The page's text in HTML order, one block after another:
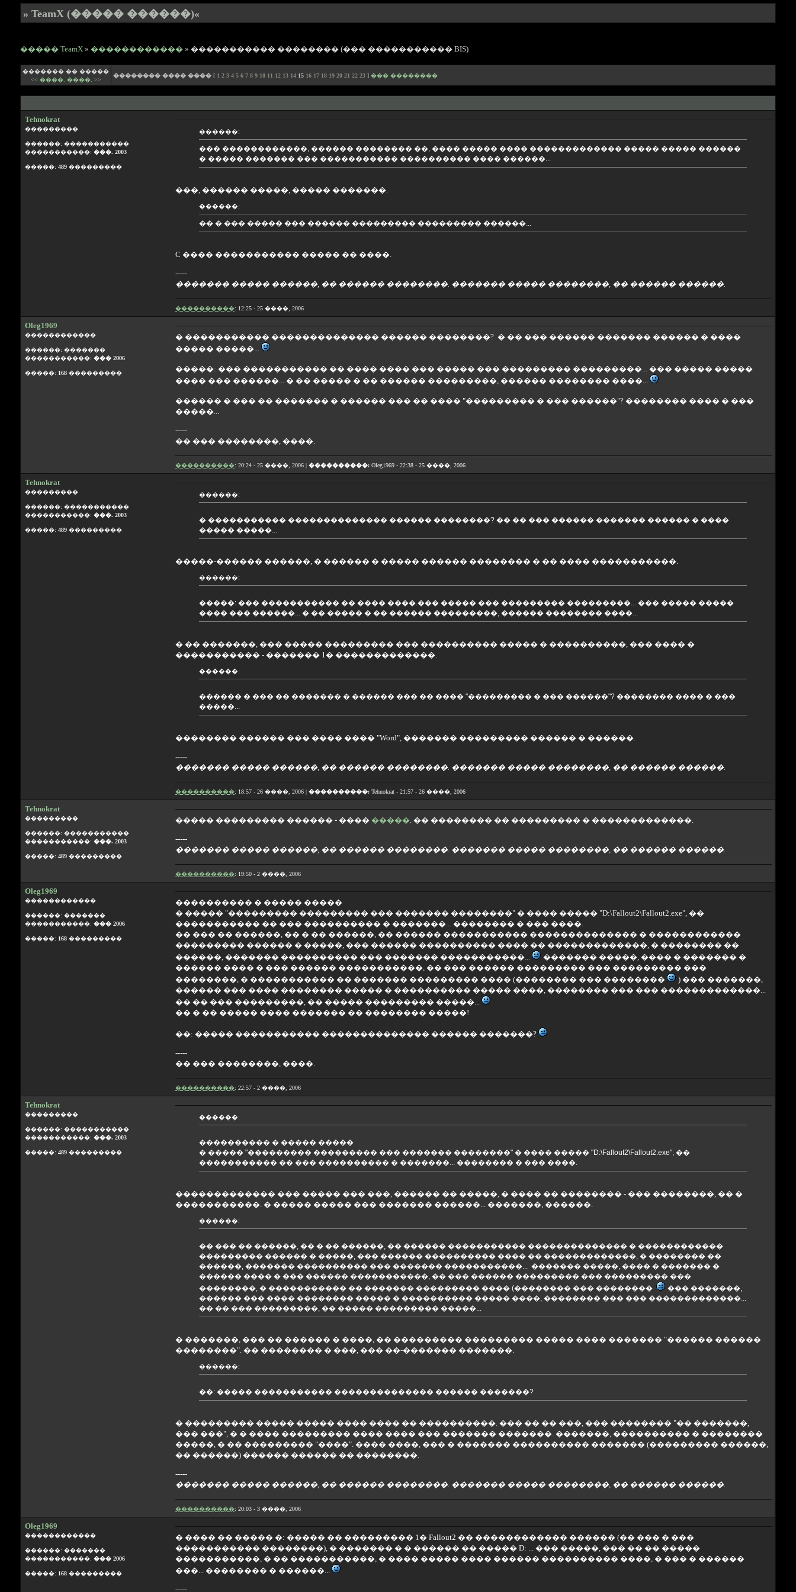
» TeamX (����� ������)«
����� TeamX » ������������ » ����������� �������� (��� ����������� BIS)
������� �� �����
<< ����. ����. >>
�������� ���� ���� [ 1 2 3 4 5 6 7 8 9 10 11 12 13 14 15 16 17 18 19 20 21 22 23 ] ��� ��������
Tehnokrat
���������
������: �����������
�����������: ���. 2003
�����: 489 ���������
������:
��� ������������, ������ �������� ��, ���� ����� ���� ������������� ����� ����� ������
� ����� ������� ��� ����������� ���������� ���� ������...
���, ������ �����, ����� �������.
������:
�� � ��� ����� ��� ������ ��������� ��������� ������...
C ���� ����������� ����� �� ����.
-----
������� ����� ������, �� ������ ��������. ������� ����� ��������, �� ������ ������.
����������: 12:25 - 25 ����, 2006
Oleg1969
������������
������: �������
�����������: ��� 2006
�����: 168 ���������
� ����������� �������������� ������ ��������? � �� ��� ������ ������� ������ � ����
����� �����...
�����: ��� ����������� �� ���� ����.��� ����� ��� ��������� ���������... ��� ����� �����
���� ��� ������... � �� ����� � �� ������ ���������, ������ �������� ����...
������ � ��� �� ������� � ������ ��� �� ���� "��������� � ��� ������"? �������� ���� � ���
�����...
-----
�� ��� ��������, ����.
����������: 20:24 - 25 ����, 2006 | ����������: Oleg1969 - 22:38 - 25 ����, 2006
Tehnokrat
���������
������: �����������
�����������: ���. 2003
�����: 489 ���������
������:
� ����������� �������������� ������ ��������? �� �� ��� ������ ������� ������ � ����
����� �����...
�����-������ ������, � ������ � ����� ������ �������� � �� ���� �����������.
������:
�����: ��� ����������� �� ���� ����.��� ����� ��� ��������� ���������... ��� ����� �����
���� ��� ������... � �� ����� � �� ������ ���������, ������ �������� ����...
� �� �������, ��� ����� ��������� ��� ���������� ����� � ����������, ��� ���� �
����������� - ������� 1� �������������.
������:
������ � ��� �� ������� � ������ ��� �� ���� "��������� � ��� ������"? �������� ���� � ���
�����...
�������� ������ ��� ���� ���� "Word", ������� ��������� ������ � ������.
-----
������� ����� ������, �� ������ ��������. ������� ����� ��������, �� ������ ������.
����������: 18:57 - 26 ����, 2006 | ����������: Tehnokrat - 21:57 - 26 ����, 2006
Tehnokrat
���������
������: �����������
�����������: ���. 2003
�����: 489 ���������
����� ��������� ������ - ���� �����. �� �������� �� ��������� � �������������.
-----
������� ����� ������, �� ������ ��������. ������� ����� ��������, �� ������ ������.
����������: 19:50 - 2 ����, 2006
Oleg1969
������������
������: �������
�����������: ��� 2006
�����: 168 ���������
���������� � ����� �����
� ����� "��������� ��������� ��� ������� ��������" � ���� ����� "D:\Fallout2\Fallout2.exe", ��
����������� �� ��� ���������� � �������... �������� � ��� ����.
�� ��� �� ������, �� � �� ������, �� ������ ����������� �������������� � ������������
��������� ������ � �����, ��� ������ ���������� ���� �� �������������, � �������� ��
������, ������� ���������� ��� ������� �����������...
������� �����, ���� � ������� �
������ ���� � ��� ������ �����������, �� ��� ������ ��������� ��� ��������� ���
��������, � ����������� �� ������� ��������� ���� (�������� ��� ��������
) ��� �������,
������ ��� ���� �������� ����� � ���������� ����� ����, �������� ��� ��� �������������...
�� �� ��� ���������, �� ����� ��������� �����...
�� � �� ����� ���� ������� �� �������� �����!
��: ����� ����������� �������������� ������ �������?
-----
�� ��� ��������, ����.
����������: 22:57 - 2 ����, 2006
Tehnokrat
���������
������: �����������
�����������: ���. 2003
�����: 489 ���������
������:
���������� � ����� �����
� ����� "��������� ��������� ��� ������� ��������" � ���� ����� "D:\Fallout2\Fallout2.exe", ��
����������� �� ��� ���������� � �������... �������� � ��� ����.
������������� ��� ����� ��� ���, ������ �� �����, � ���� �� �������� - ��� ��������, �� �
�����������. � ����� ����� ��� ������� ������... �������, ������.
������:
�� ��� �� ������, �� � �� ������, �� ������ ����������� �������������� � ������������
��������� ������ � �����, ��� ������ ���������� ���� �� �������������, � �������� ��
������, ������� ���������� ��� ������� �����������... ������� �����, ���� � ������� �
������ ���� � ��� ������ �����������, �� ��� ������ ��������� ��� ��������� ���
��������, � ����������� �� ������� ��������� ���� (�������� ��� ��������
��� �������,
������ ��� ���� �������� ����� � ���������� ����� ����, �������� ��� ��� �������������...
�� �� ��� ���������, �� ����� ��������� �����...
� �������, ��� �� ������ � ����, �� ��������� ��������� ����� ���� ������� "������ ������
��������". �� �������� � ���, ��� ��-������� �������.
������:
��: ����� ����������� �������������� ������ �������?
� ��������� ����� ����� ���� ���� �� ����������. ��� �� �� ���, ��� �������� "�� �������,
��� ���", � � ���� ��������� ���� ���� ��� ������� �������. �������, ���������� � ��������
�����, � �� ��������� "����". ���� ����, ��� � ������� ���������� ������� (��������� ������,
�� ������) ������ ������ �� ��������.
-----
������� ����� ������, �� ������ ��������. ������� ����� ��������, �� ������ ������.
����������: 20:03 - 3 ����, 2006
Oleg1969
������������
������: �������
�����������: ��� 2006
�����: 168 ���������
� ���� �� ����� �: ����� �� ��������� 1� Fallout2 �� ������������ ������ (�� ��� � ���
����������� ��������), � ������� � � ������ �� ����� D: ... ��� �����, ��� �� �� �����
�����������, � �� �����������, � ���� ����� ���� ������ ���������� ����, � ��� � ������
���... �������� � ������...
-----